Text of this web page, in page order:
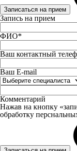
Записаться на прием
Запись на прием
ФИО*
Ваш контактный
Ваш E-mail
Комментарий
Нажав на кнопку
обработку